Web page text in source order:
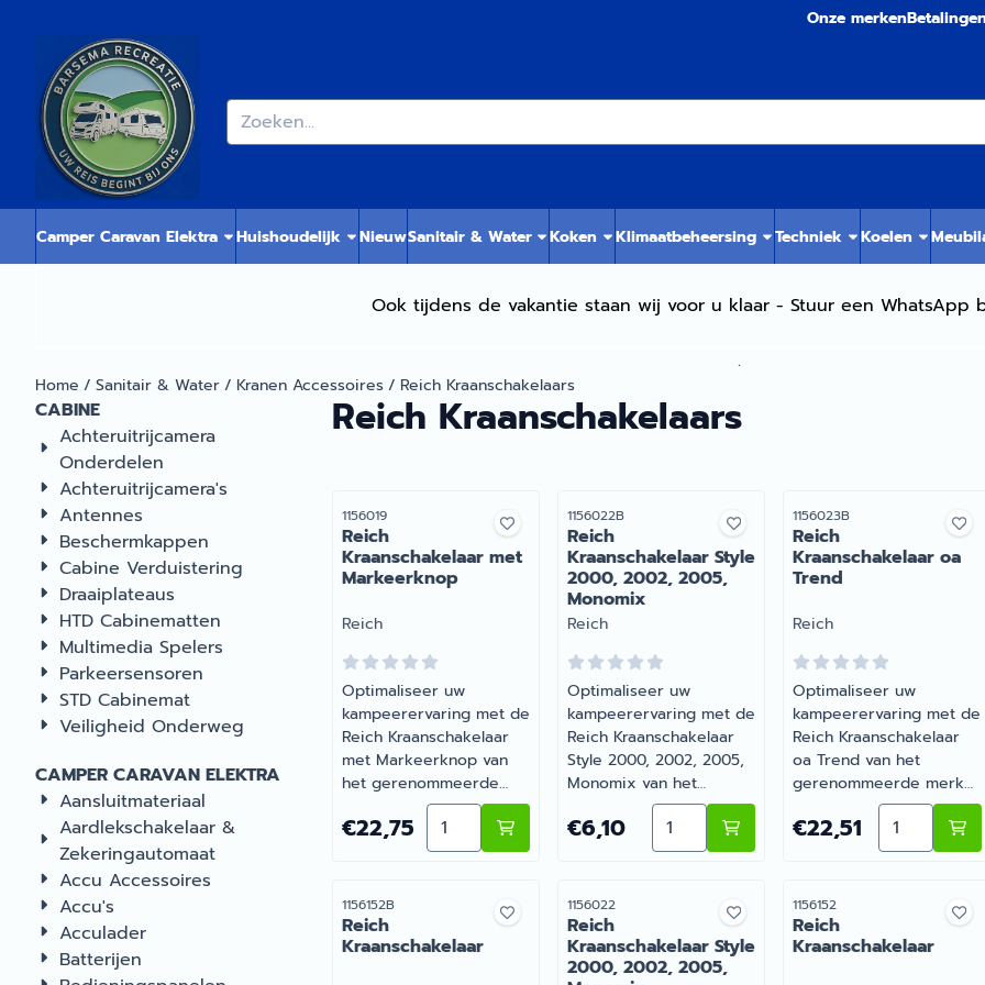
Onze merken
Zoeken
Camper Caravan Elektra Huishoudelijk NieuwSanitair & Water Koken Klimaatbeheersing Techniek Koelen
Ook tijdens de vakantie staan wij voor u klaar - Stuur een WhatsApp
.
Home / Sanitair & Water/ Kranen Accessoires/ Reich Kraanschakelaars
CABINE
Achteruitrijcamera
Onderdelen
Achteruitrijcamera's
Antennes
Beschermkappen
Cabine Verduistering
Draaiplateaus
HTD Cabinematten
Multimedia Spelers
Parkeersensoren
STD Cabinemat
Veiligheid Onderweg
CAMPER CARAVAN ELEKTRA
Aansluitmateriaal
Aardlekschakelaar &
Zekeringautomaat
Accu Accessoires
Accu's
Acculader
Batterijen
Reich Kraanschakelaars
Artikelnummer
1156019
Reich
Kraanschakelaar met
Markeerknop
Merk:
Reich
Optimaliseer uw
kampeerervaring met de
Reich Kraanschakelaar
met Markeerknop van
het gerenommeerde
merk Reich. De
kraanschakelaar met
markeerknop is geschikt
Verkrijgbaar bij
Barsema Recreatie, uw
specialist in caravan- en
Prijs: 22,75
€22,75 Aantal kiezen voor Reich Kraanschakelaar met Markeerknop
Artikelnummer
1156022B
Reich
Kraanschakelaar Style
2000, 2002, 2005,
Monomix
Merk:
Reich
Optimaliseer uw
kampeerervaring met de
Reich Kraanschakelaar
Style 2000, 2002, 2005,
Monomix van het
gerenommeerde merk
Reich. De
kraanschakelaar Micro is
Style en Monomix.
Verkrijgbaar bij
Barsema Recreatie, uw
specialist in caravan- en
Prijs: 6,10
€6,10 Aantal kiezen voor Reich
Artikelnummer
1156023B
Reich
Kraanschakelaar oa
Trend
Merk:
Reich
Optimaliseer uw
kampeerervaring met de
Reich Kraanschakelaar
oa Trend van het
gerenommeerde merk
Reich. Verkrijgbaar bij
Barsema Recreatie, uw
specialist in caravan- en
staan garant voor
kwaliteit en
duurzaamheid
Prijs: 22,51
€22,51 Aantal
Artikelnummer
1156152B
Reich
Kraanschakelaar
Artikelnummer
1156022
Reich
Kraanschakelaar Style
2000, 2002, 2005,
Artikelnummer
1156152
Reich
Kraanschakelaar